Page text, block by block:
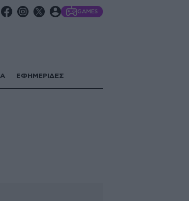
GAMES
ΕΦΗΜΕΡΙΔΕΣ